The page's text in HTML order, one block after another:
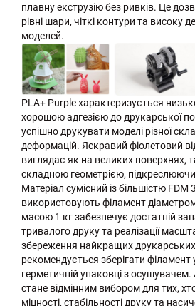
плавну екструзію без ривків. Це
рівні шари, чіткі контури та високу
моделей.
PLA+ Purple характеризується
хорошою адгезією до друкарської
успішно друкувати моделі різної
деформацій. Яскравий фіолетовий
виглядає як на великих поверхнях,
складною геометрією,
Матеріал сумісний із більшістю FDM
використовують філамент
масою 1 кг забезпечує достатній
тривалого друку та реалізації
збереження найкращих
рекомендується зберігати філамент
герметичній упаковці з
стане відмінним вибором для тих,
міцності, стабільності друку та